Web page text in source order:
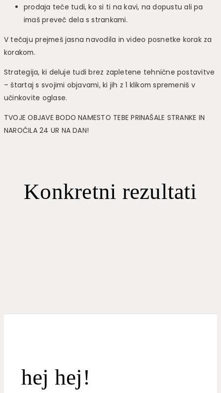
prodaja teče tudi, ko si ti na kavi, na dopustu ali pa
imaš preveč dela s strankami.
V tečaju prejmeš jasna navodila in video posnetke korak za
korakom.
Strategija, ki deluje tudi brez zapletene tehnične postavitve
– štartaj s svojimi objavami, ki jih z 1 klikom spremeniš v
učinkovite oglase.
TVOJE OBJAVE BODO NAMESTO TEBE PRINAŠALE STRANKE IN
NAROČILA 24 UR NA DAN!
Konkretni rezultati
hej hej!